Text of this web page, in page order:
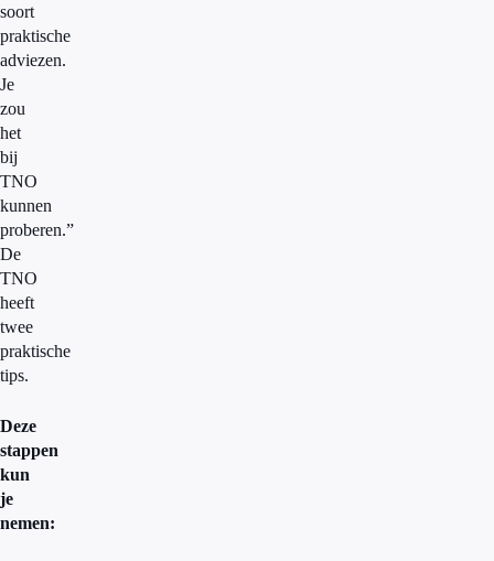
soort
praktische
adviezen.
Je
zou
het
bij
TNO
kunnen
proberen.”
De
TNO
heeft
twee
praktische
tips.
Deze
stappen
kun
je
nemen: